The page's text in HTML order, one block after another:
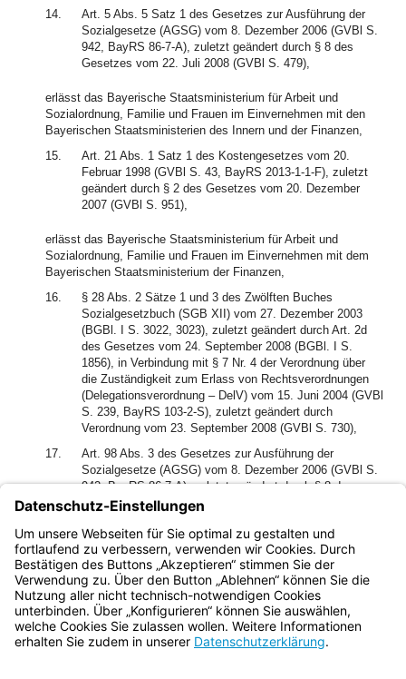
14.
Art. 5 Abs. 5 Satz 1 des Gesetzes zur Ausführung der
Sozialgesetze (AGSG) vom 8. Dezember 2006 (GVBl S.
942, BayRS 86-7-A), zuletzt geändert durch § 8 des
Gesetzes vom 22. Juli 2008 (GVBl S. 479),
erlässt das Bayerische Staatsministerium für Arbeit und
Sozialordnung, Familie und Frauen im Einvernehmen mit den
Bayerischen Staatsministerien des Innern und der Finanzen,
15.
Art. 21 Abs. 1 Satz 1 des Kostengesetzes vom 20.
Februar 1998 (GVBl S. 43, BayRS 2013-1-1-F), zuletzt
geändert durch § 2 des Gesetzes vom 20. Dezember
2007 (GVBl S. 951),
erlässt das Bayerische Staatsministerium für Arbeit und
Sozialordnung, Familie und Frauen im Einvernehmen mit dem
Bayerischen Staatsministerium der Finanzen,
16.
§ 28 Abs. 2 Sätze 1 und 3 des Zwölften Buches
Sozialgesetzbuch (SGB XII) vom 27. Dezember 2003
(BGBl. I S. 3022, 3023), zuletzt geändert durch Art. 2d
des Gesetzes vom 24. September 2008 (BGBl. I S.
1856), in Verbindung mit § 7 Nr. 4 der Verordnung über
die Zuständigkeit zum Erlass von Rechtsverordnungen
(Delegationsverordnung – DelV) vom 15. Juni 2004 (GVBl
S. 239, BayRS 103-2-S), zuletzt geändert durch
Verordnung vom 23. September 2008 (GVBl S. 730),
17.
Art. 98 Abs. 3 des Gesetzes zur Ausführung der
Sozialgesetze (AGSG) vom 8. Dezember 2006 (GVBl S.
942, BayRS 86-7-A), zuletzt geändert durch § 8 des
Gesetzes vom 22. Juli 2008 (GVBl S. 479),
erlässt das Bayerische Staatsministerium für Arbeit und
Sozialordnung, Familie und Frauen folgende Verordnung:
Bayern.de
BayernPortal